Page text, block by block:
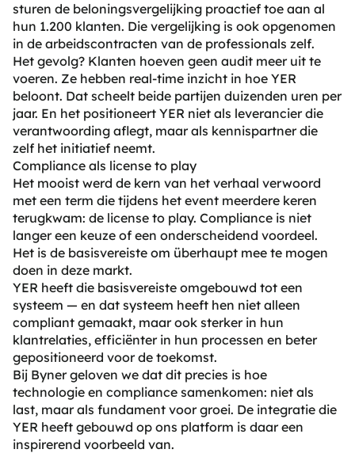
sturen de beloningsvergelijking proactief toe aan al
hun 1.200 klanten. Die vergelijking is ook opgenomen
in de arbeidscontracten van de professionals zelf.
Het gevolg? Klanten hoeven geen audit meer uit te
voeren. Ze hebben real-time inzicht in hoe YER
beloont. Dat scheelt beide partijen duizenden uren per
jaar. En het positioneert YER niet als leverancier die
verantwoording aflegt, maar als kennispartner die
zelf het initiatief neemt.
Compliance als license to play
Het mooist werd de kern van het verhaal verwoord
met een term die tijdens het event meerdere keren
terugkwam: de license to play. Compliance is niet
langer een keuze of een onderscheidend voordeel.
Het is de basisvereiste om überhaupt mee te mogen
doen in deze markt.
YER heeft die basisvereiste omgebouwd tot een
systeem — en dat systeem heeft hen niet alleen
compliant gemaakt, maar ook sterker in hun
klantrelaties, efficiënter in hun processen en beter
gepositioneerd voor de toekomst.
Bij Byner geloven we dat dit precies is hoe
technologie en compliance samenkomen: niet als
last, maar als fundament voor groei. De integratie die
YER heeft gebouwd op ons platform is daar een
inspirerend voorbeeld van.